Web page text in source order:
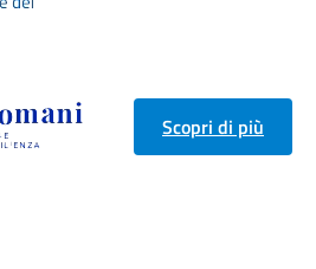
Scopri di più